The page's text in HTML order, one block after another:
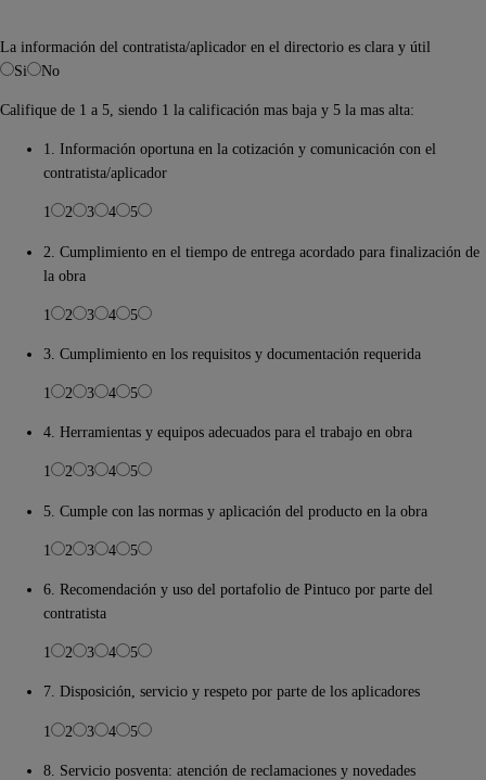
La información del contratista/aplicador en el directorio es clara y útil
Si
No
Califique de 1 a 5, siendo 1 la calificación mas baja y 5 la mas alta:
1. Información oportuna en la cotización y comunicación con el
contratista/aplicador
1 2 3 4 5
2. Cumplimiento en el tiempo de entrega acordado para finalización de
la obra
1 2 3 4 5
3. Cumplimiento en los requisitos y documentación requerida
1 2 3 4 5
4. Herramientas y equipos adecuados para el trabajo en obra
1 2 3 4 5
5. Cumple con las normas y aplicación del producto en la obra
1 2 3 4 5
6. Recomendación y uso del portafolio de Pintuco por parte del
contratista
1 2 3 4 5
7. Disposición, servicio y respeto por parte de los aplicadores
1 2 3 4 5
8. Servicio posventa: atención de reclamaciones y novedades